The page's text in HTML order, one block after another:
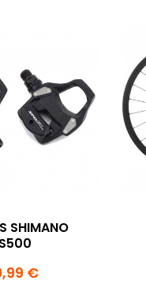
SHIMANO
€